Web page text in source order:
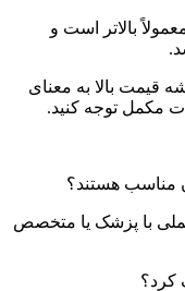
بالاتر است و
قیمت بالا به معنای
مکمل توجه کنید.
با پزشک یا متخصص